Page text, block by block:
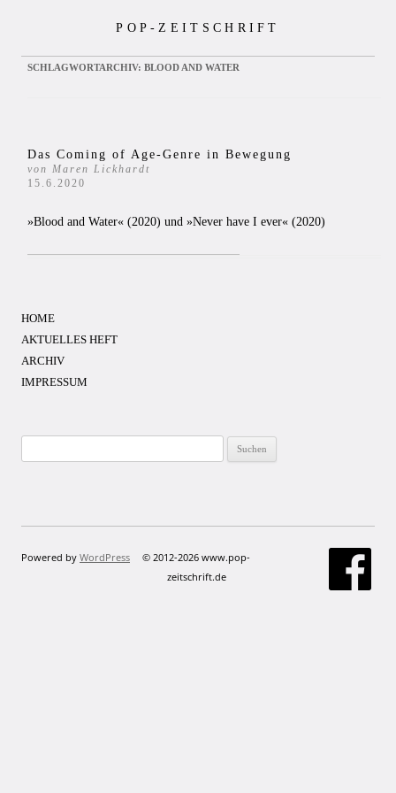
POP-ZEITSCHRIFT
SCHLAGWORTARCHIV: BLOOD AND WATER
Das Coming of Age-Genre in Bewegung
von Maren Lickhardt
15.6.2020
»Blood and Water« (2020) und »Never have I ever« (2020)
HOME
AKTUELLES HEFT
ARCHIV
IMPRESSUM
nach:
Powered by WordPress
© 2012-2026 www.pop-
zeitschrift.de